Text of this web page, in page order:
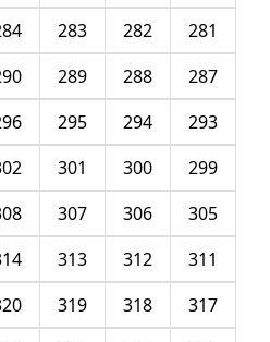
281
282
283
287
288
289
293
294
295
299
300
301
305
306
307
311
312
313
317
318
319